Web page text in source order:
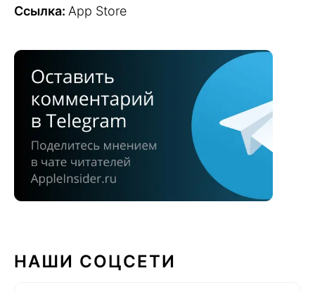
Ссылка: App Store
НАШИ СОЦСЕТИ